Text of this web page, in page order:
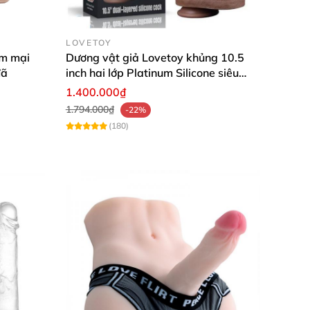
độ ổn định hay an toàn.”
tâm tuyệt đối.”
những phút giây thăng hoa, thỏa mãn
xúc riêng tư của bạn.
mại
LOVETOY
Dương vật giả Lovetoy khủng 10.5
inch hai lớp Platinum Silicone siêu
mềm an toàn
1.400.000₫
1.794.000₫
-22%
(180)